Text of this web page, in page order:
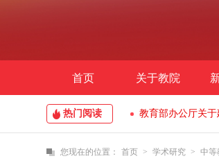
首页 关于教院
热门阅读 教育部办公厅关
您现在的位置： 首页 > 学术研究 > 中等